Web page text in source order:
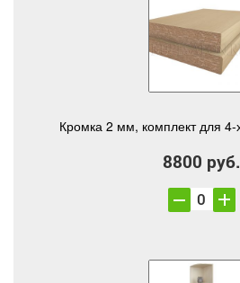
Кромка 2 мм, комплект для
8800 руб.